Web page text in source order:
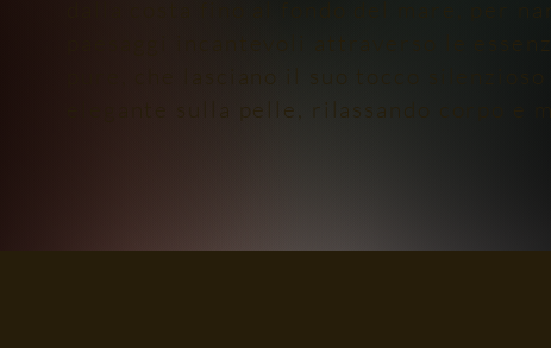
pure, che lasciano il suo tocco silenzioso
elegante sulla pelle, rilassando corpo e